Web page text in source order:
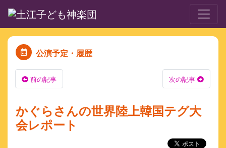
公演予定・履歴
前の記事 次の記事
かぐらさんの世界陸上韓国テグ大
会レポート